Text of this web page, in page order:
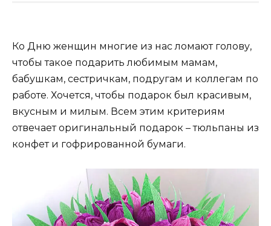
Ко Дню женщин многие из нас ломают голову,
чтобы такое подарить любимым мамам,
бабушкам, сестричкам, подругам и коллегам по
работе. Хочется, чтобы подарок был красивым,
вкусным и милым. Всем этим критериям
отвечает оригинальный подарок – тюльпаны из
конфет и гофрированной бумаги.